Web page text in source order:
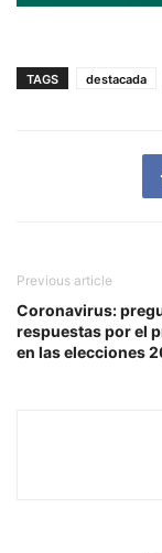
TAGS destacada
Previous article
Coronavirus:
respuestas por el
en las elecciones